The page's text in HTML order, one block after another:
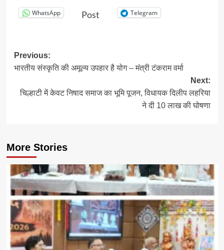
WhatsApp Post Telegram
Post
navigation
Previous:
भारतीय संस्कृति की अमूल्य उपहार है योग – मंत्री टंकराम वर्मा
Next:
चिल्हाटी में केवट निषाद समाज का भूमि पूजन, विधायक दिलीप लहरिया
ने दी 10 लाख की घोषणा
More Stories